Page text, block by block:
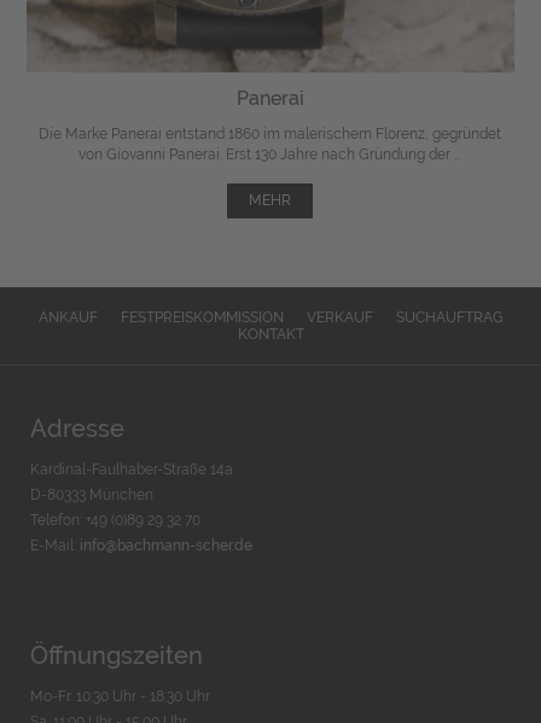
Panerai
Die Marke Panerai entstand 1860 im malerischem Florenz, gegründet
von Giovanni Panerai. Erst 130 Jahre nach Gründung der ...
MEHR
ANKAUF FESTPREISKOMMISSION VERKAUF
SUCHAUFTRAG
KONTAKT
Adresse
Kardinal-Faulhaber-Straße 14a
D-80333 München
Telefon: +49 (0)89 29 32 70
E-Mail: info@bachmann-scher.de
Öffnungszeiten
Mo-Fr. 10:30 Uhr - 18:30 Uhr